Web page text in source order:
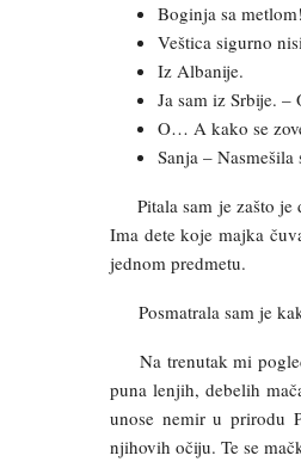
Boginja sa
Veštica sigurno
Iz Albanije.
Ja sam iz Srbije.
O… A kako se
Sanja – Nasmešila
Pitala sam je zašto je
Ima dete koje majka
jednom predmetu.
Posmatrala sam je
Na trenutak mi pogled
puna lenjih, debelih
unose nemir u prirodu
njihovih očiju. Te se